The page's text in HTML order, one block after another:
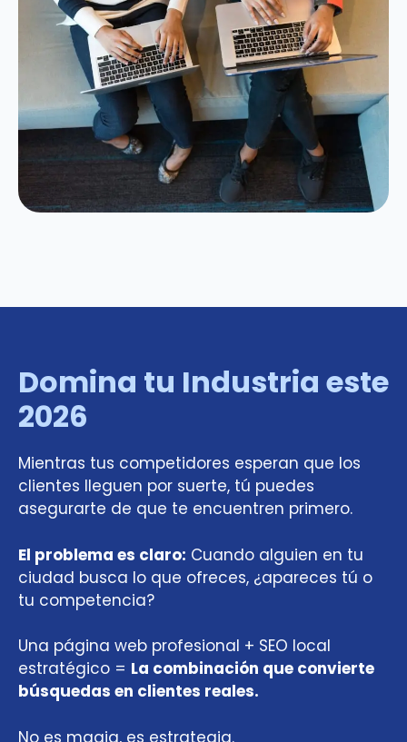
Domina tu Industria este
2026
Mientras tus competidores esperan que los
clientes lleguen por suerte, tú puedes
asegurarte de que te encuentren primero.
El problema es claro: Cuando alguien en tu
ciudad busca lo que ofreces, ¿apareces tú o
tu competencia?
Una página web profesional + SEO local
estratégico = La combinación que convierte
búsquedas en clientes reales.
No es magia, es estrategia.